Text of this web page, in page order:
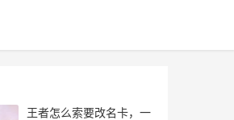
王者怎么索要改名卡，一